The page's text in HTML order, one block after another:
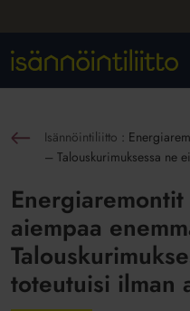
Isännöintiliitto :
– Talouskurimuksessa ne
aiempaa
toteutuisi ilman